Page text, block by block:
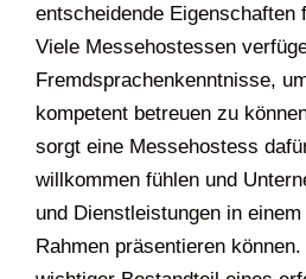
entscheidende Eigenschaften
Viele Messehostessen
Fremdsprachenkenntnisse,
kompetent betreuen zu
sorgt eine Messehostess
willkommen fühlen und
und Dienstleistungen in
Rahmen präsentieren